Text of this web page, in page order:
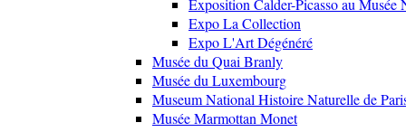
Exposition Calder-Picasso au Musée
Expo La Collection
Expo L'Art Dégénéré
Musée du Quai Branly
Musée du Luxembourg
Museum National Histoire Naturelle de
Musée Marmottan Monet